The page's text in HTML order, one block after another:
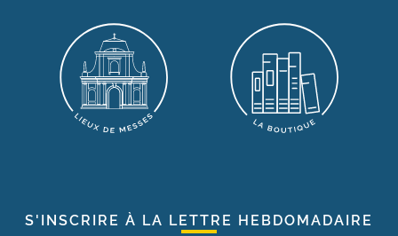
S'INSCRIRE À LA LETTRE HEBDOMADAIRE